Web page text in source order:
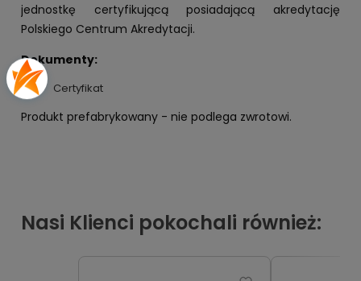
jednostkę certyfikującą posiadającą akredytację
Polskiego Centrum Akredytacji.
Dokumenty:
Certyfikat
Produkt prefabrykowany - nie podlega zwrotowi.
Nasi Klienci pokochali również: